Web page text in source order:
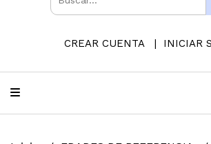
CREAR CUENTA INICIAR